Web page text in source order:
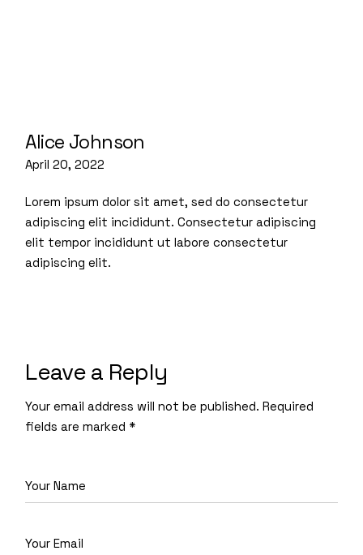
Alice Johnson
April 20, 2022
Lorem ipsum dolor sit amet, sed do consectetur
adipiscing elit incididunt. Consectetur adipiscing
elit tempor incididunt ut labore consectetur
adipiscing elit.
Leave a Reply
Your email address will not be published. Required
fields are marked *